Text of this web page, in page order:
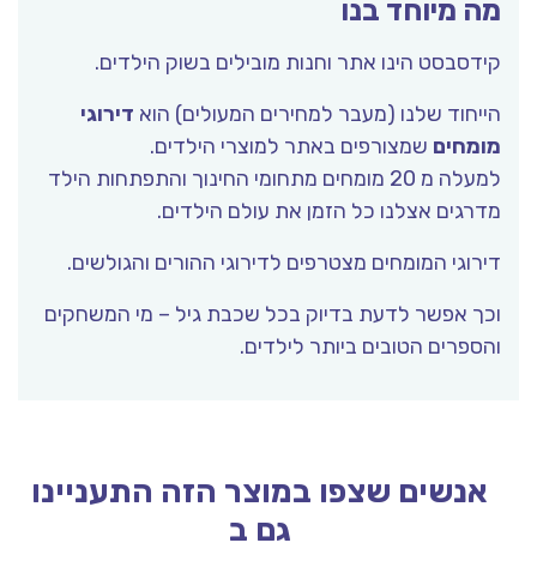
מה מיוחד בנו
קידסבסט הינו אתר וחנות מובילים בשוק הילדים.
הייחוד שלנו (מעבר למחירים המעולים) הוא דירוגי
מומחים שמצורפים באתר למוצרי הילדים.
למעלה מ 20 מומחים מתחומי החינוך והתפתחות הילד
מדרגים אצלנו כל הזמן את עולם הילדים.
דירוגי המומחים מצטרפים לדירוגי ההורים והגולשים.
וכך אפשר לדעת בדיוק בכל שכבת גיל – מי המשחקים
והספרים הטובים ביותר לילדים.
אנשים שצפו במוצר הזה התעניינו
גם ב